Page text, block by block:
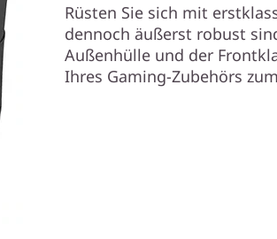
Rüsten Sie sich mit
dennoch äußerst robust
Außenhülle und der
Ihres Gaming-Zubehörs